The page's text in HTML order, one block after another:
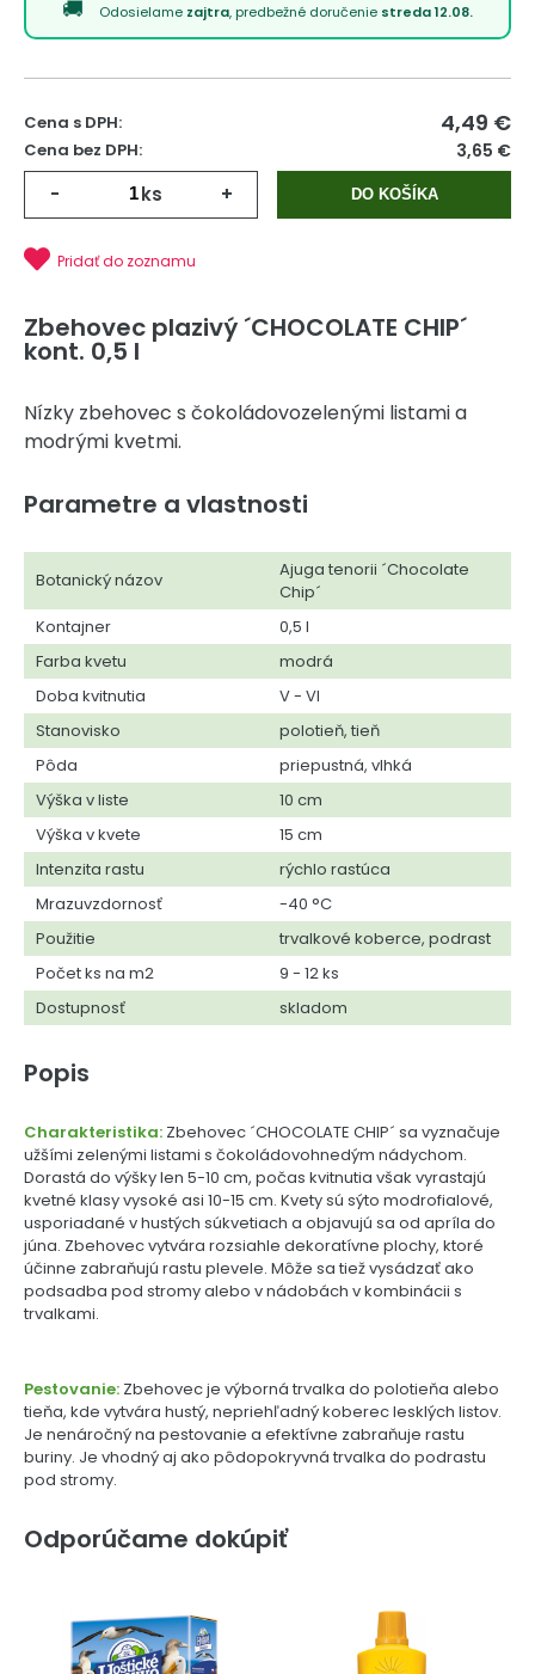
Odosielame zajtra, predbežné doručenie streda 12.08.
Cena s DPH: 4,49 €
Cena bez DPH: 3,65 €
- ks + DO KOŠÍKA
Pridať do zoznamu
Zbehovec plazivý ´CHOCOLATE CHIP´
kont. 0,5 l
Nízky zbehovec s čokoládovozelenými listami a
modrými kvetmi.
Parametre a vlastnosti
Botanický názov
Ajuga tenorii ´Chocolate
Chip´
Kontajner
0,5 l
Farba kvetu
modrá
Doba kvitnutia
V - VI
Stanovisko
polotieň, tieň
Pôda
priepustná, vlhká
Výška v liste
10 cm
Výška v kvete
15 cm
Intenzita rastu
rýchlo rastúca
Mrazuvzdornosť
-40 °C
Použitie
trvalkové koberce, podrast
Počet ks na m2
9 - 12 ks
Dostupnosť
skladom
Popis
Charakteristika: Zbehovec ´CHOCOLATE CHIP´ sa vyznačuje
užšími zelenými listami s čokoládovohnedým nádychom.
Dorastá do výšky len 5-10 cm, počas kvitnutia však vyrastajú
kvetné klasy vysoké asi 10-15 cm. Kvety sú sýto modrofialové,
usporiadané v hustých súkvetiach a objavujú sa od apríla do
júna. Zbehovec vytvára rozsiahle dekoratívne plochy, ktoré
účinne zabraňujú rastu plevele. Môže sa tiež vysádzať ako
podsadba pod stromy alebo v nádobách v kombinácii s
trvalkami.
Pestovanie: Zbehovec je výborná trvalka do polotieňa alebo
tieňa, kde vytvára hustý, nepriehľadný koberec lesklých listov.
Je nenáročný na pestovanie a efektívne zabraňuje rastu
buriny. Je vhodný aj ako pôdopokryvná trvalka do podrastu
pod stromy.
Odporúčame dokúpiť